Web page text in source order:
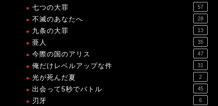
七つの大罪 57
不滅のあなたへ 28
九条の大罪 13
亜人 35
今際の国のアリス 47
俺だけレベルアップな件 31
光が死んだ夏 2
出会って5秒でバトル 45
刃牙 6